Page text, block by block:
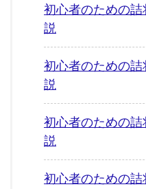
初心者のための
説
初心者のための
説
初心者のための
説
初心者のための